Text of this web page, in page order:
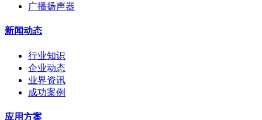
广播扬声器
新闻动态
行业知识
企业动态
业界资讯
成功案例
应用方案